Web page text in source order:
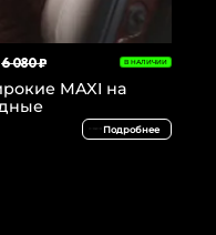
6 080 ₽ В НАЛИЧИИ
MAXI на
Подробнее